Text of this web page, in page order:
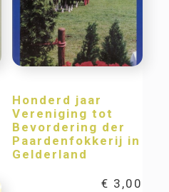
Honderd jaar
Vereniging tot
Bevordering der
Paardenfokkerij in
Gelderland
€ 3,00